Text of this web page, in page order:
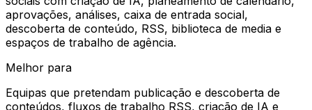
aprovações, análises, caixa de entrada social,
descoberta de conteúdo, RSS, biblioteca de media e
espaços de trabalho de agência.
Melhor para
Equipas que pretendam publicação e descoberta de
conteúdos, fluxos de trabalho RSS, criação de IA e